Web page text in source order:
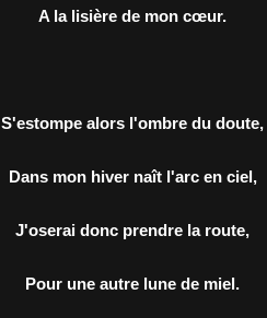
A la lisière de mon cœur.
S'estompe alors l'ombre du doute,
Dans mon hiver naît l'arc en ciel,
J'oserai donc prendre la route,
Pour une autre lune de miel.